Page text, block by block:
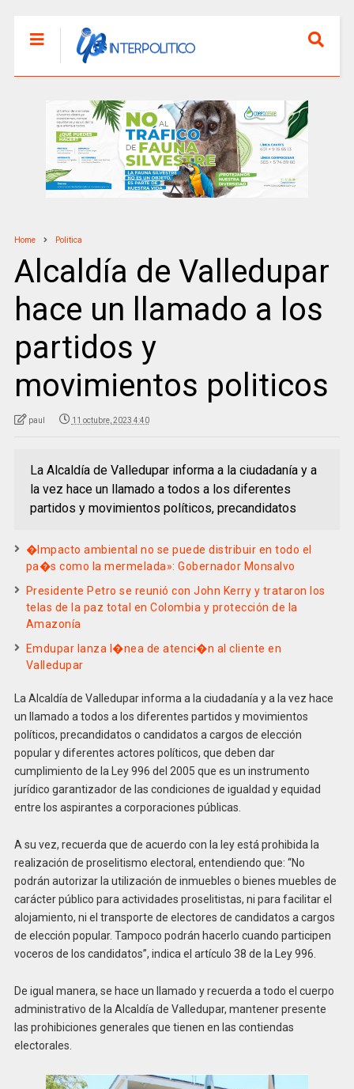
Home Politica
Alcaldía de Valledupar
hace un llamado a los
partidos y
movimientos politicos
paul 11 octubre, 2023 4:40
La Alcaldía de Valledupar informa a la ciudadanía y a
la vez hace un llamado a todos a los diferentes
partidos y movimientos políticos, precandidatos
�Impacto ambiental no se puede distribuir en todo el
pa�s como la mermelada»: Gobernador Monsalvo
Presidente Petro se reunió con John Kerry y trataron los
telas de la paz total en Colombia y protección de la
Amazonía
Emdupar lanza l�nea de atenci�n al cliente en
Valledupar
La Alcaldía de Valledupar informa a la ciudadanía y a la vez hace
un llamado a todos a los diferentes partidos y movimientos
políticos, precandidatos o candidatos a cargos de elección
popular y diferentes actores políticos, que deben dar
cumplimiento de la Ley 996 del 2005 que es un instrumento
jurídico garantizador de las condiciones de igualdad y equidad
entre los aspirantes a corporaciones públicas.
A su vez, recuerda que de acuerdo con la ley está prohibida la
realización de proselitismo electoral, entendiendo que: “No
podrán autorizar la utilización de inmuebles o bienes muebles de
carácter público para actividades proselitistas, ni para facilitar el
alojamiento, ni el transporte de electores de candidatos a cargos
de elección popular. Tampoco podrán hacerlo cuando participen
voceros de los candidatos”, indica el artículo 38 de la Ley 996.
De igual manera, se hace un llamado y recuerda a todo el cuerpo
administrativo de la Alcaldía de Valledupar, mantener presente
las prohibiciones generales que tienen en las contiendas
electorales.